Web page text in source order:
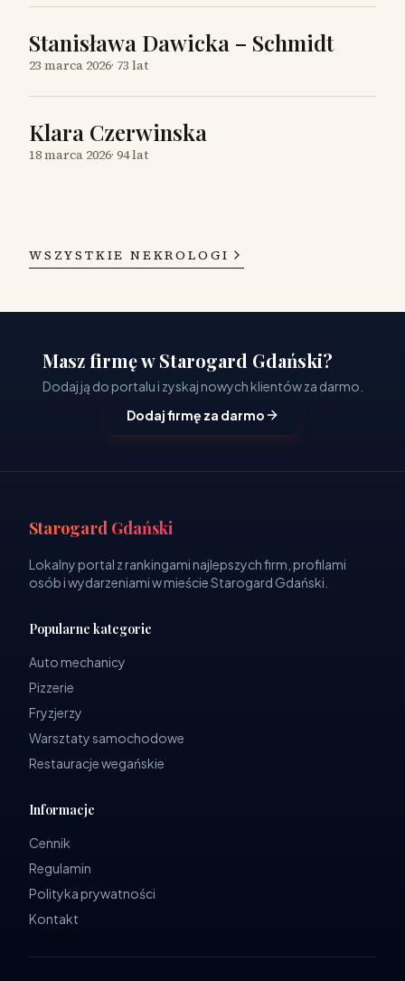
Stanisława Dawicka – Schmidt
23 marca 2026· 73 lat
Klara Czerwinska
18 marca 2026· 94 lat
WSZYSTKIE NEKROLOGI
Masz firmę w Starogard Gdański?
Dodaj ją do portalu i zyskaj nowych klientów za darmo.
Dodaj firmę za darmo
Starogard Gdański
Lokalny portal z rankingami najlepszych firm, profilami
osób i wydarzeniami w mieście Starogard Gdański.
Popularne kategorie
Auto mechanicy
Pizzerie
Fryzjerzy
Warsztaty samochodowe
Restauracje wegańskie
Informacje
Cennik
Regulamin
Polityka prywatności
Kontakt